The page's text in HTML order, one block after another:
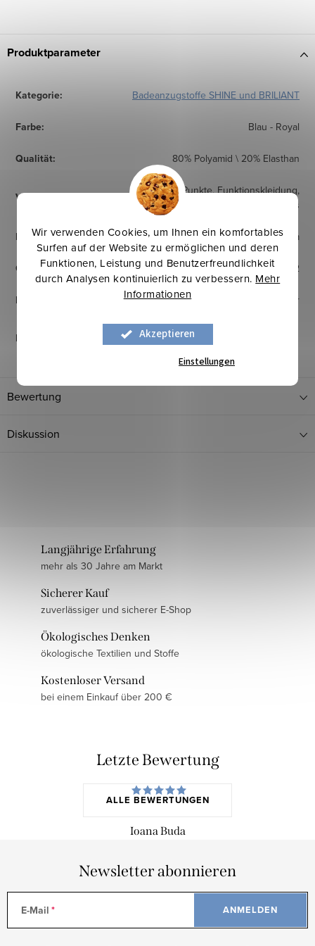
Wir verwenden Cookies, um Ihnen ein komfortables
Surfen auf der Website zu ermöglichen und deren
Funktionen, Leistung und Benutzerfreundlichkeit
durch Analysen kontinuierlich zu verbessern. Mehr
Informationen
Akzeptieren
Einstellungen
Produktparameter
Kategorie: Badeanzugstoffe SHINE und BRILIANT
Farbe: Blau - Royal
Qualität: 80% Polyamid \ 20% Elasthan
Verwendung:
Bikinis, Punkte, Funktionskleidung,
Leggings, Badeanzug, Kleidung, Trikots
Breite: 150 cm
Gewicht: 205 g/m2
Herkunftsland Europäischer Hersteller
Pflegehinweise
Bewertung
Diskussion
Langjährige Erfahrung
mehr als 30 Jahre am Markt
Sicherer Kauf
zuverlässiger und sicherer E-Shop
Ökologisches Denken
ökologische Textilien und Stoffe
Kostenloser Versand
bei einem Einkauf über 200 €
Letzte Bewertung
ALLE BEWERTUNGEN
Ioana Buda
Newsletter abonnieren
E-Mail ANMELDEN